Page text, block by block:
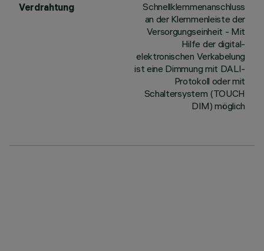
Verdrahtung
Schnellklemmenanschluss
an der Klemmenleiste der
Versorgungseinheit - Mit
Hilfe der digital-
elektronischen Verkabelung
ist eine Dimmung mit DALI-
Protokoll oder mit
Schaltersystem (TOUCH
DIM) möglich